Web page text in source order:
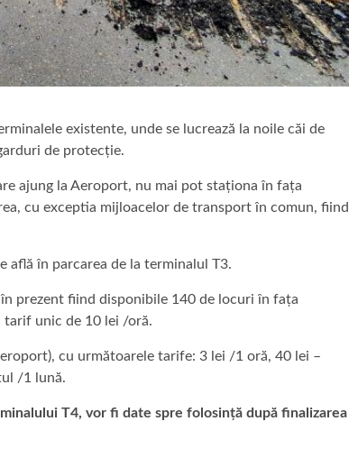
existente, unde se lucrează la noile căi de
de protecție.
ajung la Aeroport, nu mai pot staționa în fața
cu exceptia mijloacelor de transport în comun, fiind
află în parcarea de la terminalul T3.
prezent fiind disponibile 140 de locuri în fața
tarif unic de 10 lei /oră.
cu următoarele tarife: 3 lei /1 oră, 40 lei –
/1 lună.
T4, vor fi date spre folosință după finalizarea